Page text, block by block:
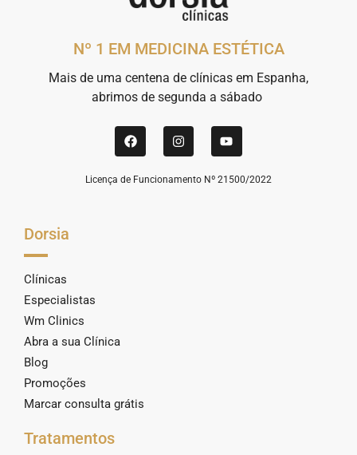
Nº 1 EM MEDICINA ESTÉTICA
Mais de uma centena de clínicas em Espanha,
abrimos de segunda a sábado
Licença de Funcionamento Nº 21500/2022
Dorsia
Clínicas
Especialistas
Wm Clinics
Abra a sua Clínica
Blog
Promoções
Marcar consulta grátis
Tratamentos